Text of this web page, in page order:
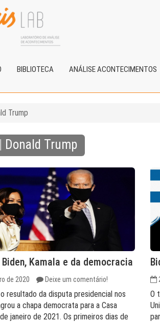
BIBLIOTECA ANÁLISE ACONTECIMENTOS
Trump
Donald Trump
Kamala e da democracia
de 2020 Deixe um comentário!
resultado da disputa presidencial nos
a chapa democrata para a Casa
janeiro de 2021. Os primeiros dias de
O